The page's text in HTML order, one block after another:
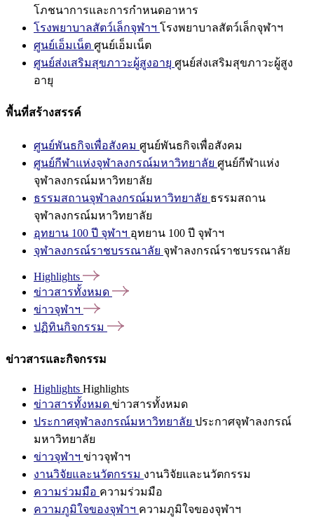
โภชนาการและการกำหนดอาหาร
โรงพยาบาลสัตว์เล็กจุฬาฯ โรงพยาบาลสัตว์เล็กจุฬาฯ
ศูนย์เอ็มเน็ต ศูนย์เอ็มเน็ต
ศูนย์ส่งเสริมสุขภาวะผู้สูงอายุ ศูนย์ส่งเสริมสุขภาวะผู้สูง
อายุ
พื้นที่สร้างสรรค์
ศูนย์พันธกิจเพื่อสังคม ศูนย์พันธกิจเพื่อสังคม
ศูนย์กีฬาแห่งจุฬาลงกรณ์มหาวิทยาลัย ศูนย์กีฬาแห่ง
จุฬาลงกรณ์มหาวิทยาลัย
ธรรมสถานจุฬาลงกรณ์มหาวิทยาลัย ธรรมสถาน
จุฬาลงกรณ์มหาวิทยาลัย
อุทยาน 100 ปี จุฬาฯ อุทยาน 100 ปี จุฬาฯ
จุฬาลงกรณ์ราชบรรณาลัย จุฬาลงกรณ์ราชบรรณาลัย
Highlights
ข่าวสารทั้งหมด
ข่าวจุฬาฯ
ปฏิทินกิจกรรม
ข่าวสารและกิจกรรม
Highlights Highlights
ข่าวสารทั้งหมด ข่าวสารทั้งหมด
ประกาศจุฬาลงกรณ์มหาวิทยาลัย ประกาศจุฬาลงกรณ์
มหาวิทยาลัย
ข่าวจุฬาฯ ข่าวจุฬาฯ
งานวิจัยและนวัตกรรม งานวิจัยและนวัตกรรม
ความร่วมมือ ความร่วมมือ
ความภูมิใจของจุฬาฯ ความภูมิใจของจุฬาฯ